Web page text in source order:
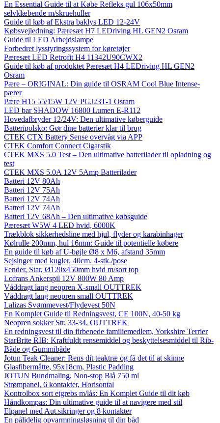
En Essential Guide til at Købe Refleks gul 106x50mm
selvklæbende m/skruehuller
Guide til køb af Ekstra baklys LED 12-24V
Købsvejledning: Pæresæt H7 LEDriving HL GEN2 Osram
Guide til LED Arbejdslampe
Forbedret lysstyringssystem for køretøjer
Pæresæt LED Retrofit H4 11342U90CWX2
Guide til køb af produktet Pæresæt H4 LEDriving HL GEN2
Osram
Pære – ORIGINAL: Din guide til OSRAM Cool Blue Intense-
pærer
Pære H15 55/15W 12V PGJ23T-1 Osram
LED bar SHADOW 16800 Lumen E-R112
Hovedafbryder 12/24V: Den ultimative køberguide
Batteripolsko: Gør dine batterier klar til brug
CTEK CTX Battery Sense overvåg via APP
CTEK Comfort Connect Cigarstik
CTEK MXS 5.0 Test – Den ultimative batterilader til opladning og
test
CTEK MXS 5.0A 12V 5Amp Batterilader
Batteri 12V 80Ah
Batteri 12V 75Ah
Batteri 12V 74Ah
Batteri 12V 74Ah
Batteri 12V 68Ah – Den ultimative købsguide
Pæresæt W5W 4 LED hvid, 6000K
Trækblok sikkerhedsline med hjul, flyder og karabinhager
Kølrulle 200mm, hul 16mm: Guide til potentielle købere
En guide til køb af U-bøjle Ø8 x M6, afstand 35mm
Sejsinger med kugler, 40cm. 4-stk./pose
Fender, Star, Ø120x450mm hvid m/sort top
Lofrans Ankerspil 12V 800W 80 Amp
Våddragt lang neopren X-small OUTTREK
Våddragt lang neopren small OUTTREK
Lalizas Svømmevest/Flydevest 50N
En Komplet Guide til Redningsvest, CE 100N, 40-50 kg
Neopren sokker Str. 33-34, OUTTREK
En redningsvest til din firbenede familiemedlem, Yorkshire Terrier
StarBrite RIB: Kraftfuldt rensemiddel og beskyttelsesmiddel til Rib-
Både og Gummibåde
Jotun Teak Cleaner: Rens dit teaktræ og få det til at skinne
Glasfibermåtte, 95x18cm, Plastic Padding
JOTUN Bundmaling, Non-stop Blå 750 ml
Strømpanel, 6 kontakter, Horisontal
Kontrolbox sort etgrebs m/lås: En Komplet Guide til dit køb
Håndkompas: Din ultimative guide til at navigere med stil
Elpanel med Aut.sikringer og 8 kontakter
En pålidelig opvarmningsløsning til din båd